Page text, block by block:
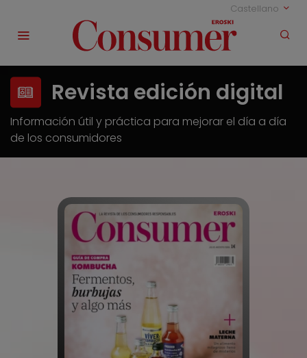
Castellano
Revista edición digital
Información útil y práctica para mejorar el día a día
de los consumidores